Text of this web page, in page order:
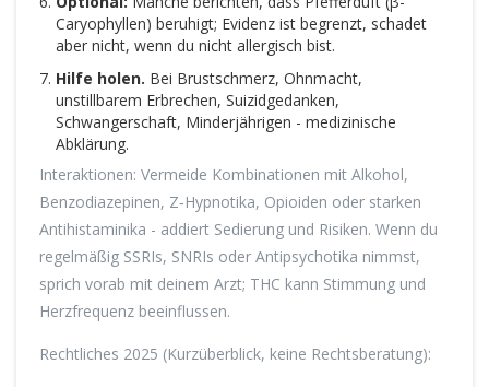
Caryophyllen) beruhigt; Evidenz ist begrenzt, schadet
aber nicht, wenn du nicht allergisch bist.
Hilfe holen. Bei Brustschmerz, Ohnmacht,
unstillbarem Erbrechen, Suizidgedanken,
Schwangerschaft, Minderjährigen - medizinische
Abklärung.
Interaktionen: Vermeide Kombinationen mit Alkohol,
Benzodiazepinen, Z‑Hypnotika, Opioiden oder starken
Antihistaminika - addiert Sedierung und Risiken. Wenn du
regelmäßig SSRIs, SNRIs oder Antipsychotika nimmst,
sprich vorab mit deinem Arzt; THC kann Stimmung und
Herzfrequenz beeinflussen.
Rechtliches 2025 (Kurzüberblick, keine Rechtsberatung):